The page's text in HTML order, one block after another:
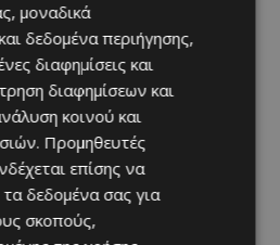
ΜΈΝΟΥΜΕ ΕΝΗΜΕΡΩΜΈΝΟΙ
Ο τουρισμός ως εθνική
υπόθεση
Του Γιάννου Πανταζή* Είναι κοινή
πεποίθηση ότι ο τουρισμός
αποτελεί μία από τις
σημαντικότερες βιομηχανίες της
Κύπρου και διαχρονικά...
μοναδικά
δεδομένα περιήγησης,
διαφημίσεις και
διαφημίσεων και
κοινού και
Προμηθευτές
επίσης να
δεδομένα σας για
σκοπούς,